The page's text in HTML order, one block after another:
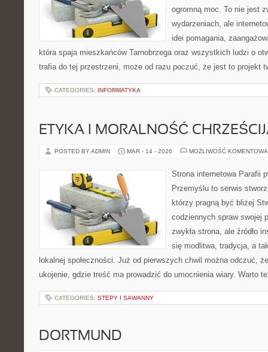
ogromną moc. To nie jest
wydarzeniach, ale
idei pomagania,
która spaja mieszkańców Tarnobrzega oraz wszystkich ludzi o
trafia do tej przestrzeni, może od razu poczuć, że jest to projekt
CATEGORIES: INFORMATYKA
ETYKA I MORALNOŚĆ
POSTED BY ADMIN MAR - 14 - 2026 MOŻLIWOŚĆ
Strona internetowa Parafii
Przemyślu to serwis
którzy pragną być bliżej
codziennych spraw swojej
zwykła strona, ale źródło
się modlitwa, tradycja, a
lokalnej społeczności. Już od pierwszych chwil można odczuć,
ukojenie, gdzie treść ma prowadzić do umocnienia wiary. Warto
CATEGORIES: STEPY I SAWANNY
DORTMUND